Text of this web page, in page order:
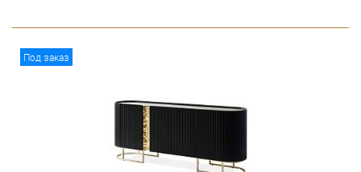
Под заказ